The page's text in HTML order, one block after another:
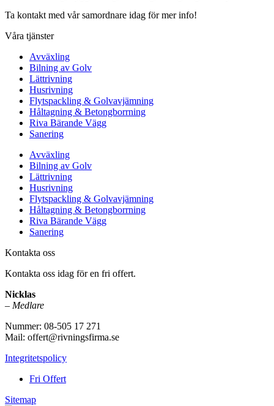
Ta kontakt med vår samordnare idag för mer info!
Våra tjänster
Avväxling
Bilning av Golv
Lättrivning
Husrivning
Flytspackling & Golvavjämning
Håltagning & Betongborrning
Riva Bärande Vägg
Sanering
Avväxling
Bilning av Golv
Lättrivning
Husrivning
Flytspackling & Golvavjämning
Håltagning & Betongborrning
Riva Bärande Vägg
Sanering
Kontakta oss
Kontakta oss idag för en fri offert.
Nicklas
– Medlare
Nummer: 08-505 17 271
Mail: offert@rivningsfirma.se
Integritetspolicy
Fri Offert
Sitemap